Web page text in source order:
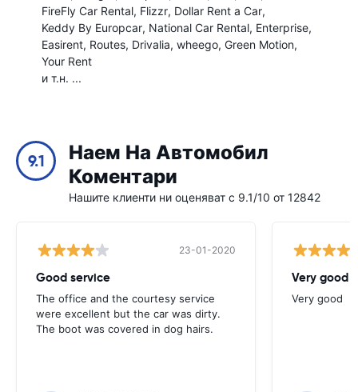
FireFly Car Rental Flizzr Dollar Rent a Car
Keddy By Europcar National Car Rental Enterprise
Easirent Routes Drivalia wheego Green Motion
Your Rent
и т.н. ...
9.1
Наем На Автомобил
Коментари
Нашите клиенти ни оценяват с 9.1/10 от 12842
23-01-2020
Good service
The office and the courtesy service
were excellent but the car was dirty.
The boot was covered in dog hairs.
Very good
Very good